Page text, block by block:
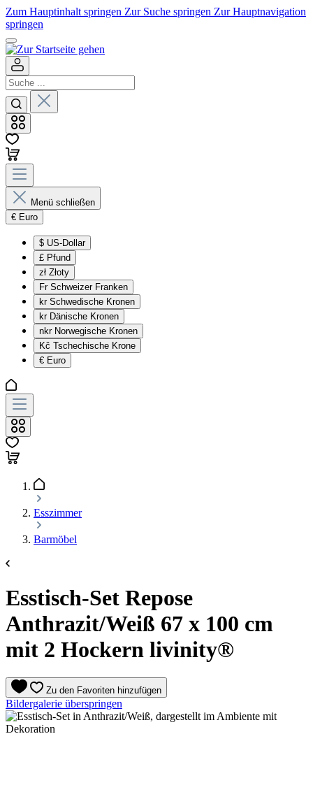
Zum Hauptinhalt springen Zur Suche springen Zur Hauptnavigation
springen
Menü schließen
€ Euro
$ US-Dollar
£ Pfund
zł Złoty
Fr Schweizer Franken
kr Schwedische Kronen
kr Dänische Kronen
nkr Norwegische Kronen
Kč Tschechische Krone
€ Euro
Esszimmer
Barmöbel
Esstisch-Set Repose
Anthrazit/Weiß 67 x 100 cm
mit 2 Hockern livinity®
Zu den Favoriten hinzufügen
Bildergalerie überspringen